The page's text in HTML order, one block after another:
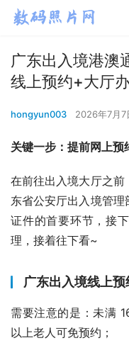
广东出入境港澳
线上预约+大厅
hongyun003 2026年7月7
关键一步：提前网上预
在前往出入境大厅之
东省公安厅出入境管
证件的首要环节，接
理，接着往下看~
广东出入境线上
需要注意的是：未满
以上老人可免预约；